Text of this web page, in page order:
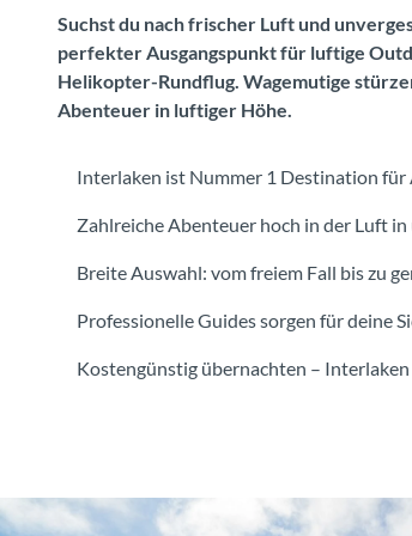
Suchst du nach frischer Luft und
perfekter Ausgangspunkt für luftige
Helikopter-Rundflug. Wagemutige
Abenteuer in luftiger Höhe.
Interlaken ist Nummer 1 Destination
Zahlreiche Abenteuer hoch in der Luft
Breite Auswahl: vom freiem Fall bis zu
Professionelle Guides sorgen für deine
Kostengünstig übernachten –